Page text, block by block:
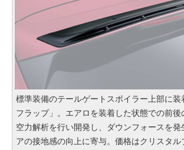
標準装備のテールゲートスポイラー上部に装
フラップ」。エアロを装着した状態での前後
空力解析を行い開発し、ダウンフォースを発
アの接地感の向上に寄与。価格はクリスタル